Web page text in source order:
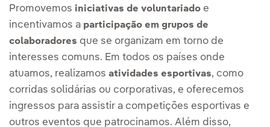
Promovemos iniciativas de voluntariado e
incentivamos a participação em grupos de
colaboradores que se organizam em torno de
interesses comuns. Em todos os países onde
atuamos, realizamos atividades esportivas, como
corridas solidárias ou corporativas, e oferecemos
ingressos para assistir a competições esportivas e
outros eventos que patrocinamos. Além disso,